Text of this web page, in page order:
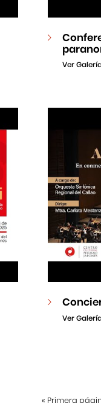
Ver
Ver
« Primera